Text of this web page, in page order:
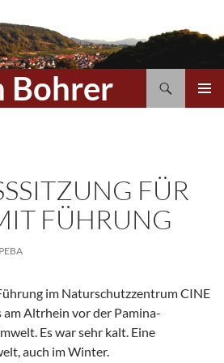
Bohrer
FÜR
FÜHRUNG
im Naturschutzzentrum CINE
Altrhein vor der Pamina-
Es war sehr kalt. Eine
auch im Winter.